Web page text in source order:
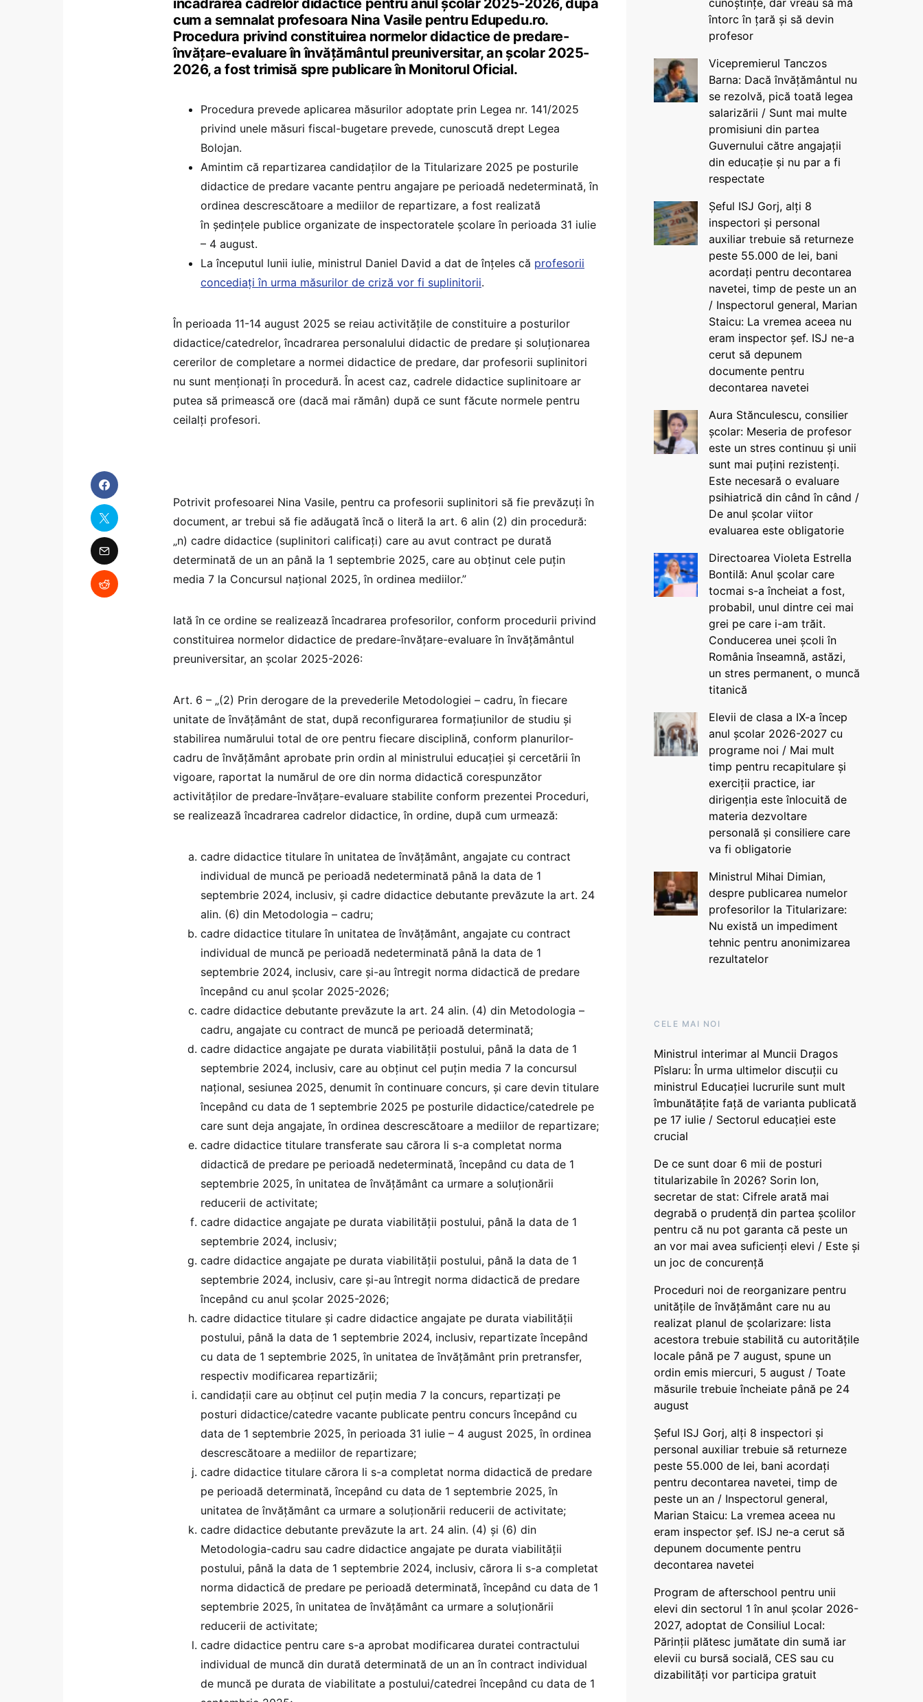
încadrarea cadrelor didactice pentru anul școlar 2025-2026, după
cum a semnalat profesoara Nina Vasile pentru Edupedu.ro.
Procedura privind constituirea normelor didactice de predare-
învățare-evaluare în învățământul preuniversitar, an școlar 2025-
2026, a fost trimisă spre publicare în Monitorul Oficial.
Procedura prevede aplicarea măsurilor adoptate prin Legea nr. 141/2025
privind unele măsuri fiscal-bugetare prevede, cunoscută drept Legea
Bolojan.
Amintim că repartizarea candidaţilor de la Titularizare 2025 pe posturile
didactice de predare vacante pentru angajare pe perioadă nedeterminată, în
ordinea descrescătoare a mediilor de repartizare, a fost realizată
în ședințele publice organizate de inspectoratele şcolare în perioada 31 iulie
– 4 august.
La începutul lunii iulie, ministrul Daniel David a dat de înțeles că profesorii
concediați în urma măsurilor de criză vor fi suplinitorii.
În perioada 11-14 august 2025 se reiau activitățile de constituire a posturilor
didactice/catedrelor, încadrarea personalului didactic de predare şi soluționarea
cererilor de completare a normei didactice de predare, dar profesorii suplinitori
nu sunt menționați în procedură. În acest caz, cadrele didactice suplinitoare ar
putea să primească ore (dacă mai rămân) după ce sunt făcute normele pentru
ceilalți profesori.
Potrivit profesoarei Nina Vasile, pentru ca profesorii suplinitori să fie prevăzuți în
document, ar trebui să fie adăugată încă o literă la art. 6 alin (2) din procedură:
„n) cadre didactice (suplinitori calificați) care au avut contract pe durată
determinată de un an până la 1 septembrie 2025, care au obținut cele puțin
media 7 la Concursul național 2025, în ordinea mediilor.”
Iată în ce ordine se realizează încadrarea profesorilor, conform procedurii privind
constituirea normelor didactice de predare-învățare-evaluare în învățământul
preuniversitar, an școlar 2025-2026:
Art. 6 – „(2) Prin derogare de la prevederile Metodologiei – cadru, în fiecare
unitate de învăţământ de stat, după reconfigurarea formaţiunilor de studiu şi
stabilirea numărului total de ore pentru fiecare disciplină, conform planurilor-
cadru de învăţământ aprobate prin ordin al ministrului educaţiei și cercetării în
vigoare, raportat la numărul de ore din norma didactică corespunzător
activităților de predare-învăţare-evaluare stabilite conform prezentei Proceduri,
se realizează încadrarea cadrelor didactice, în ordine, după cum urmează:
cadre didactice titulare în unitatea de învăţământ, angajate cu contract
individual de muncă pe perioadă nedeterminată până la data de 1
septembrie 2024, inclusiv, şi cadre didactice debutante prevăzute la art. 24
alin. (6) din Metodologia – cadru;
cadre didactice titulare în unitatea de învăţământ, angajate cu contract
individual de muncă pe perioadă nedeterminată până la data de 1
septembrie 2024, inclusiv, care şi-au întregit norma didactică de predare
începând cu anul şcolar 2025-2026;
cadre didactice debutante prevăzute la art. 24 alin. (4) din Metodologia –
cadru, angajate cu contract de muncă pe perioadă determinată;
cadre didactice angajate pe durata viabilităţii postului, până la data de 1
septembrie 2024, inclusiv, care au obținut cel puțin media 7 la concursul
naţional, sesiunea 2025, denumit în continuare concurs, și care devin titulare
începând cu data de 1 septembrie 2025 pe posturile didactice/catedrele pe
care sunt deja angajate, în ordinea descrescătoare a mediilor de repartizare;
cadre didactice titulare transferate sau cărora li s-a completat norma
didactică de predare pe perioadă nedeterminată, începând cu data de 1
septembrie 2025, în unitatea de învăţământ ca urmare a soluţionării
reducerii de activitate;
cadre didactice angajate pe durata viabilităţii postului, până la data de 1
septembrie 2024, inclusiv;
cadre didactice angajate pe durata viabilităţii postului, până la data de 1
septembrie 2024, inclusiv, care şi-au întregit norma didactică de predare
începând cu anul şcolar 2025-2026;
cadre didactice titulare şi cadre didactice angajate pe durata viabilităţii
postului, până la data de 1 septembrie 2024, inclusiv, repartizate începând
cu data de 1 septembrie 2025, în unitatea de învăţământ prin pretransfer,
respectiv modificarea repartizării;
candidaţii care au obținut cel puțin media 7 la concurs, repartizaţi pe
posturi didactice/catedre vacante publicate pentru concurs începând cu
data de 1 septembrie 2025, în perioada 31 iulie – 4 august 2025, în ordinea
descrescătoare a mediilor de repartizare;
cadre didactice titulare cărora li s-a completat norma didactică de predare
pe perioadă determinată, începând cu data de 1 septembrie 2025, în
unitatea de învăţământ ca urmare a soluţionării reducerii de activitate;
cadre didactice debutante prevăzute la art. 24 alin. (4) și (6) din
Metodologia-cadru sau cadre didactice angajate pe durata viabilităţii
postului, până la data de 1 septembrie 2024, inclusiv, cărora li s-a completat
norma didactică de predare pe perioadă determinată, începând cu data de 1
septembrie 2025, în unitatea de învăţământ ca urmare a soluţionării
reducerii de activitate;
cadre didactice pentru care s-a aprobat modificarea duratei contractului
individual de muncă din durată determinată de un an în contract individual
de muncă pe durata de viabilitate a postului/catedrei începând cu data de 1
cunoștințe, dar vreau să mă
întorc în țară și să devin
profesor
Vicepremierul Tanczos
Barna: Dacă învățământul nu
se rezolvă, pică toată legea
salarizării / Sunt mai multe
promisiuni din partea
Guvernului către angajații
din educație și nu par a fi
respectate
Șeful ISJ Gorj, alți 8
inspectori și personal
auxiliar trebuie să returneze
peste 55.000 de lei, bani
acordați pentru decontarea
navetei, timp de peste un an
/ Inspectorul general, Marian
Staicu: La vremea aceea nu
eram inspector șef. ISJ ne-a
cerut să depunem
documente pentru
decontarea navetei
Aura Stănculescu, consilier
școlar: Meseria de profesor
este un stres continuu și unii
sunt mai puțini rezistenți.
Este necesară o evaluare
psihiatrică din când în când /
De anul școlar viitor
evaluarea este obligatorie
Directoarea Violeta Estrella
Bontilă: Anul școlar care
tocmai s-a încheiat a fost,
probabil, unul dintre cei mai
grei pe care i-am trăit.
Conducerea unei școli în
România înseamnă, astăzi,
un stres permanent, o muncă
titanică
Elevii de clasa a IX-a încep
anul școlar 2026-2027 cu
programe noi / Mai mult
timp pentru recapitulare și
exerciții practice, iar
dirigenția este înlocuită de
materia dezvoltare
personală și consiliere care
va fi obligatorie
Ministrul Mihai Dimian,
despre publicarea numelor
profesorilor la Titularizare:
Nu există un impediment
tehnic pentru anonimizarea
rezultatelor
CELE MAI NOI
Ministrul interimar al Muncii Dragos
Pîslaru: În urma ultimelor discuții cu
ministrul Educației lucrurile sunt mult
îmbunătățite față de varianta publicată
pe 17 iulie / Sectorul educației este
crucial
De ce sunt doar 6 mii de posturi
titularizabile în 2026? Sorin Ion,
secretar de stat: Cifrele arată mai
degrabă o prudență din partea școlilor
pentru că nu pot garanta că peste un
an vor mai avea suficienți elevi / Este și
un joc de concurență
Proceduri noi de reorganizare pentru
unitățile de învățământ care nu au
realizat planul de școlarizare: lista
acestora trebuie stabilită cu autoritățile
locale până pe 7 august, spune un
ordin emis miercuri, 5 august / Toate
măsurile trebuie încheiate până pe 24
august
Șeful ISJ Gorj, alți 8 inspectori și
personal auxiliar trebuie să returneze
peste 55.000 de lei, bani acordați
pentru decontarea navetei, timp de
peste un an / Inspectorul general,
Marian Staicu: La vremea aceea nu
eram inspector șef. ISJ ne-a cerut să
depunem documente pentru
decontarea navetei
Program de afterschool pentru unii
elevi din sectorul 1 în anul școlar 2026-
2027, adoptat de Consiliul Local:
Părinții plătesc jumătate din sumă iar
elevii cu bursă socială, CES sau cu
dizabilităţi vor participa gratuit